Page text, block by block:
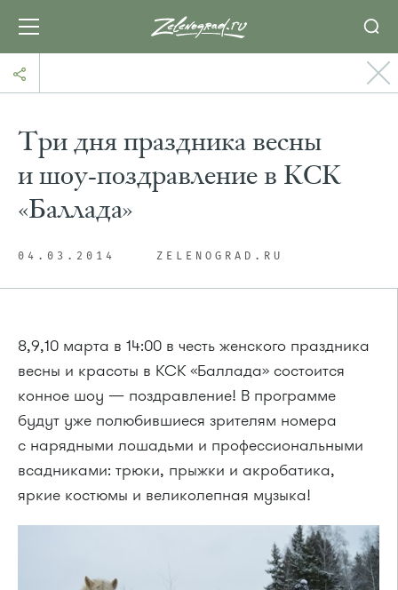
Три дня праздника весны
и шоу-поздравление в КСК
«Баллада»
04.03.2014 ZELENOGRAD.RU
8,9,10 марта в 14:00 в честь женского праздника
весны и красоты в КСК «Баллада» состоится
конное шоу — поздравление! В программе
будут уже полюбившиеся зрителям номера
с нарядными лошадьми и профессиональными
всадниками: трюки, прыжки и акробатика,
яркие костюмы и великолепная музыка!